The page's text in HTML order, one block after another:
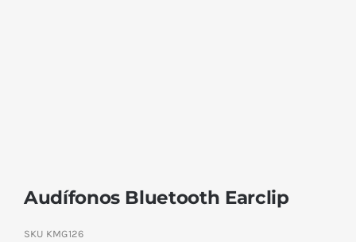
Audífonos Bluetooth Earclip
SKU KMG126